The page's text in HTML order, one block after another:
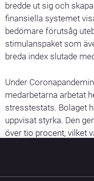
bredde ut sig och
finansiella systemet
bedömare förutsåg
stimulanspaket som
breda index slutade
Under
medarbetarna arbetat
stresstestats. Bolaget
uppvisat styrka. Den
över tio procent, vilket